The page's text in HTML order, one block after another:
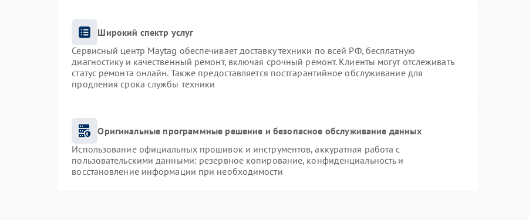
Широкий спектр услуг
Сервисный центр Maytag обеспечивает доставку техники по всей РФ, бесплатную
диагностику и качественный ремонт, включая срочный ремонт. Клиенты могут отслеживать
статус ремонта онлайн. Также предоставляется постгарантийное обслуживание для
продления срока службы техники
Оригинальные программные решение и безопасное обслуживание данных
Использование официальных прошивок и инструментов, аккуратная работа с
пользовательскими данными: резервное копирование, конфиденциальность и
восстановление информации при необходимости